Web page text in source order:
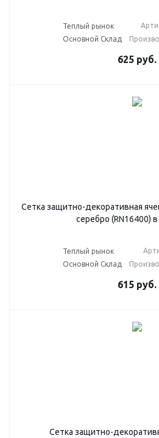
Теплый рынок
Основной Склад
625 руб.
Сетка защитно-декоративная
серебро (RN16400)
Теплый рынок
Основной Склад
615 руб.
Сетка защитно-